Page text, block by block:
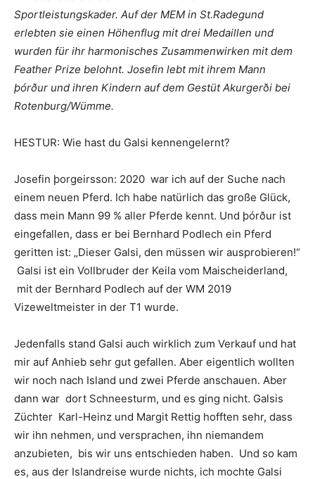
Sportleistungskader. Auf der MEM in St.Radegund
erlebten sie einen Höhenflug mit drei Medaillen und
wurden für ihr harmonisches Zusammenwirken mit dem
Feather Prize belohnt. Josefin lebt mit ihrem Mann
þórður und ihren Kindern auf dem Gestüt Akurgerði bei
Rotenburg/Wümme.
HESTUR: Wie hast du Galsi kennengelernt?
Josefin þorgeirsson: 2020 war ich auf der Suche nach
einem neuen Pferd. Ich habe natürlich das große Glück,
dass mein Mann 99 % aller Pferde kennt. Und þórður ist
eingefallen, dass er bei Bernhard Podlech ein Pferd
geritten ist: „Dieser Galsi, den müssen wir ausprobieren!“
Galsi ist ein Vollbruder der Keila vom Maischeiderland,
mit der Bernhard Podlech auf der WM 2019
Vizeweltmeister in der T1 wurde.
Jedenfalls stand Galsi auch wirklich zum Verkauf und hat
mir auf Anhieb sehr gut gefallen. Aber eigentlich wollten
wir noch nach Island und zwei Pferde anschauen. Aber
dann war dort Schneesturm, und es ging nicht. Galsis
Züchter Karl-Heinz und Margit Rettig hofften sehr, dass
wir ihn nehmen, und versprachen, ihn niemandem
anzubieten, bis wir uns entschieden haben. Und so kam
es, aus der Islandreise wurde nichts, ich mochte Galsi